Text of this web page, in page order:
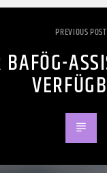
PREVIOUS POST